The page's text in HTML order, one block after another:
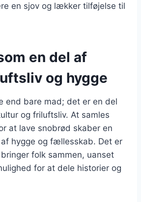
en sjov og lækker tilføjelse til
en del af
og hygge
end bare mad; det er en del
og friluftsliv. At samles
at lave snobrød skaber en
hygge og fællesskab. Det er
folk sammen, uanset
for at dele historier og